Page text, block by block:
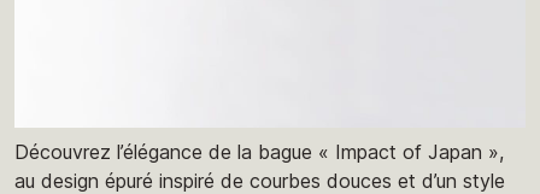
Découvrez l’élégance de la bague « Impact of Japan »,
au design épuré inspiré de courbes douces et d’un style